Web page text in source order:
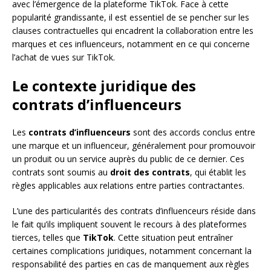
avec l’émergence de la plateforme TikTok. Face à cette
popularité grandissante, il est essentiel de se pencher sur les
clauses contractuelles qui encadrent la collaboration entre les
marques et ces influenceurs, notamment en ce qui concerne
l’achat de vues sur TikTok.
Le contexte juridique des
contrats d’influenceurs
Les contrats d’influenceurs sont des accords conclus entre
une marque et un influenceur, généralement pour promouvoir
un produit ou un service auprès du public de ce dernier. Ces
contrats sont soumis au droit des contrats, qui établit les
règles applicables aux relations entre parties contractantes.
L’une des particularités des contrats d’influenceurs réside dans
le fait qu’ils impliquent souvent le recours à des plateformes
tierces, telles que TikTok. Cette situation peut entraîner
certaines complications juridiques, notamment concernant la
responsabilité des parties en cas de manquement aux règles